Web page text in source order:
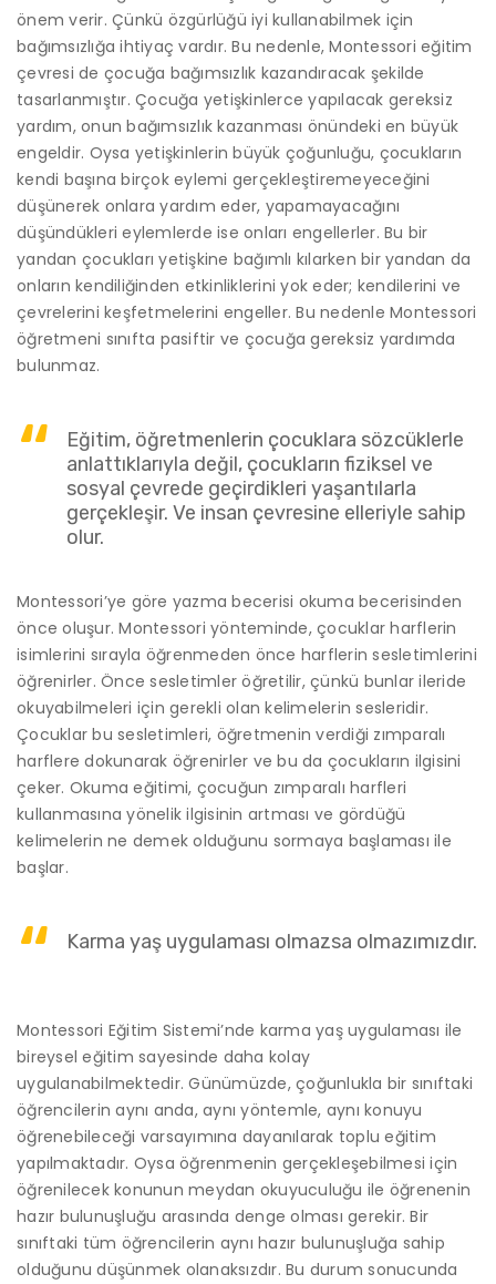
önem verir. Çünkü özgürlüğü iyi kullanabilmek için
bağımsızlığa ihtiyaç vardır. Bu nedenle, Montessori eğitim
çevresi de çocuğa bağımsızlık kazandıracak şekilde
tasarlanmıştır. Çocuğa yetişkinlerce yapılacak gereksiz
yardım, onun bağımsızlık kazanması önündeki en büyük
engeldir. Oysa yetişkinlerin büyük çoğunluğu, çocukların
kendi başına birçok eylemi gerçekleştiremeyeceğini
düşünerek onlara yardım eder, yapamayacağını
düşündükleri eylemlerde ise onları engellerler. Bu bir
yandan çocukları yetişkine bağımlı kılarken bir yandan da
onların kendiliğinden etkinliklerini yok eder; kendilerini ve
çevrelerini keşfetmelerini engeller. Bu nedenle Montessori
öğretmeni sınıfta pasiftir ve çocuğa gereksiz yardımda
bulunmaz.
Eğitim, öğretmenlerin çocuklara sözcüklerle
anlattıklarıyla değil, çocukların fiziksel ve
sosyal çevrede geçirdikleri yaşantılarla
gerçekleşir. Ve insan çevresine elleriyle sahip
olur.
Montessori’ye göre yazma becerisi okuma becerisinden
önce oluşur. Montessori yönteminde, çocuklar harflerin
isimlerini sırayla öğrenmeden önce harflerin sesletimlerini
öğrenirler. Önce sesletimler öğretilir, çünkü bunlar ileride
okuyabilmeleri için gerekli olan kelimelerin sesleridir.
Çocuklar bu sesletimleri, öğretmenin verdiği zımparalı
harflere dokunarak öğrenirler ve bu da çocukların ilgisini
çeker. Okuma eğitimi, çocuğun zımparalı harfleri
kullanmasına yönelik ilgisinin artması ve gördüğü
kelimelerin ne demek olduğunu sormaya başlaması ile
başlar.
Karma yaş uygulaması olmazsa olmazımızdır.
Montessori Eğitim Sistemi’nde karma yaş uygulaması ile
bireysel eğitim sayesinde daha kolay
uygulanabilmektedir. Günümüzde, çoğunlukla bir sınıftaki
öğrencilerin aynı anda, aynı yöntemle, aynı konuyu
öğrenebileceği varsayımına dayanılarak toplu eğitim
yapılmaktadır. Oysa öğrenmenin gerçekleşebilmesi için
öğrenilecek konunun meydan okuyuculuğu ile öğrenenin
hazır bulunuşluğu arasında denge olması gerekir. Bir
sınıftaki tüm öğrencilerin aynı hazır bulunuşluğa sahip
olduğunu düşünmek olanaksızdır. Bu durum sonucunda